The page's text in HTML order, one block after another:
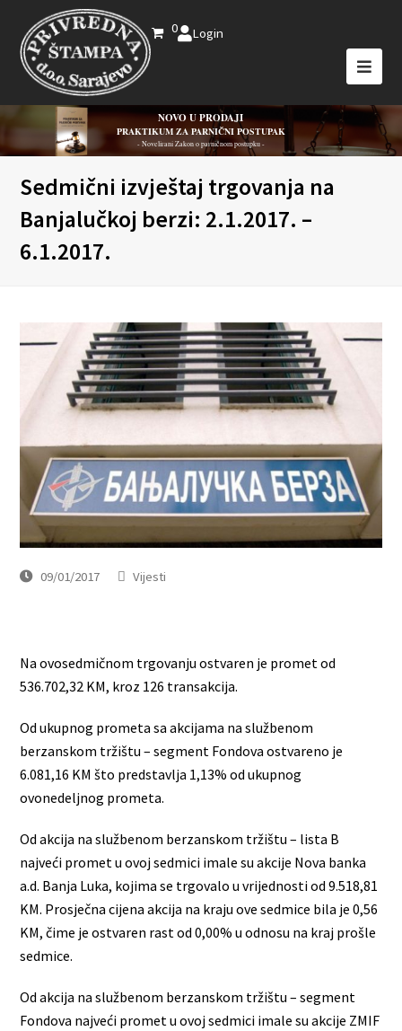
0 Login
NOVO U PRODAJI
PRAKTIKUM ZA PARNIČNI POSTUPAK
- Novelirani Zakon o parničnom postupku -
Sedmični izvještaj trgovanja na
Banjalučkoj berzi: 2.1.2017. –
6.1.2017.
09/01/2017 Vijesti
Na ovosedmičnom trgovanju ostvaren je promet od
536.702,32 KM, kroz 126 transakcija.
Od ukupnog prometa sa akcijama na službenom
berzanskom tržištu – segment Fondova ostvareno je
6.081,16 KM što predstavlja 1,13% od ukupnog
ovonedeljnog prometa.
Od akcija na službenom berzanskom tržištu – lista B
najveći promet u ovoj sedmici imale su akcije Nova banka
a.d. Banja Luka, kojima se trgovalo u vrijednosti od 9.518,81
KM. Prosječna cijena akcija na kraju ove sedmice bila je 0,56
KM, čime je ostvaren rast od 0,00% u odnosu na kraj prošle
sedmice.
Od akcija na službenom berzanskom tržištu – segment
Fondova najveći promet u ovoj sedmici imale su akcije ZMIF